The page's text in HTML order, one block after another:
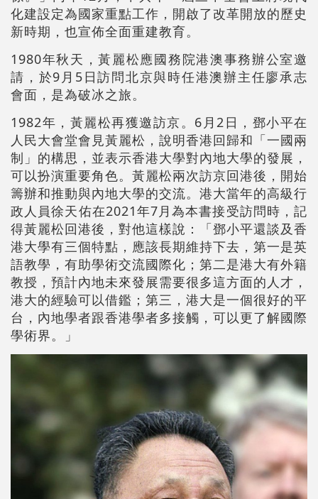
化建設定為國家重點工作，開啟了改革開放的歷史
新時期，也宣佈全面重建教育。
1980年秋天，黃麗松應國務院港澳事務辦公室邀
請，於9月5日訪問北京與時任港澳辦主任廖承志
會面，是為破冰之旅。
1982年，黃麗松再獲邀訪京。6月2日，鄧小平在
人民大會堂會見黃麗松，說明香港回歸和「一國兩
制」的構思，並表示香港大學對內地大學的發展，
可以扮演重要角色。黃麗松兩次訪京回港後，開始
籌辦和推動與內地大學的交流。港大當年的高級行
政人員徐天佑在2021年7月為本書接受訪問時，記
得黃麗松回港後，對他這樣說：「鄧小平還談及香
港大學有三個特點，應該長期維持下去，第一是英
語教學，有助學術交流國際化；第二是港大有外籍
教授，預計內地未來發展需要很多這方面的人才，
港大的經驗可以借鑑；第三，港大是一個很好的平
台，內地學者跟香港學者多接觸，可以更了解國際
學術界。」